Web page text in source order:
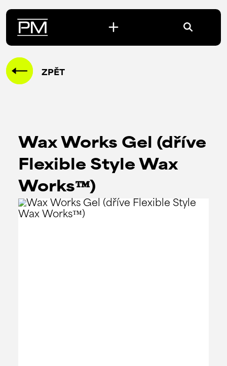
ZPĚT
Wax Works Gel (dříve
Flexible Style Wax
Works™)